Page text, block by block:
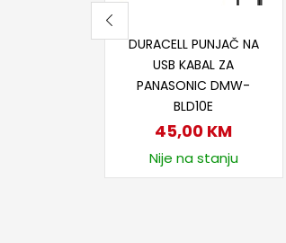
DURACELL PUNJAČ NA
USB KABAL ZA
PANASONIC DMW-
BLD10E
45,00 KM
Nije na stanju